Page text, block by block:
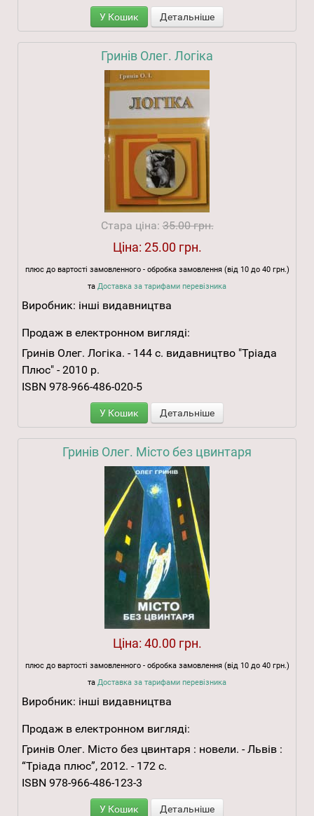
У Кошик Детальніше
Гринів Олег. Логіка
Стара ціна:35.00 грн.
Ціна: 25.00 грн.
плюс до вартості замовленного - обробка замовлення (від 10 до 40 грн.)
та Доставка за тарифами перевізника
Виробник: інші видавництва
Продаж в електронном вигляді:
Гринів Олег. Логіка. - 144 с. видавництво "Тріада
Плюс" - 2010 р.
ISBN 978-966-486-020-5
У Кошик Детальніше
Гринів Олег. Місто без цвинтаря
Ціна: 40.00 грн.
плюс до вартості замовленного - обробка замовлення (від 10 до 40 грн.)
та Доставка за тарифами перевізника
Виробник: інші видавництва
Продаж в електронном вигляді:
Гринів Олег. Місто без цвинтаря : новели. - Львів :
“Тріада плюс”, 2012. - 172 с.
ISBN 978-966-486-123-3
У Кошик Детальніше